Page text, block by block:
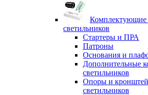
Комплектующие
светильников
Стартеры и ПРА
Патроны
Основания и
Дополнительные
светильников
Опоры и
светильников